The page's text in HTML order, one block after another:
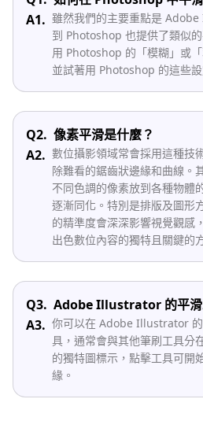
A1. 雖然我們的主要重點是
到 Photoshop 也提供了類似
用 Photoshop 的「模糊」或
並試著用 Photoshop 的這些
Q2. 像素平滑是什麼？
A2. 數位攝影領域常會採用這種技
除難看的鋸齒狀邊緣和曲線。
不同色調的像素放到各種物體
逐漸同化。特別是排版及圖形
的精準度會深深影響視覺觀感
出色數位內容的獨特且關鍵的
Q3. Adobe Illustrator 的平滑
A3. 你可以在 Adobe Illustrator
具，通常會與其他筆刷工具分
的獨特圖標示，點擊工具可開
緣。